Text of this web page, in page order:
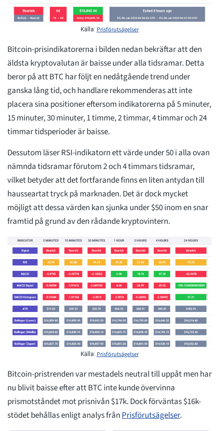
Källa: Prisförutsägelser
Bitcoin-prisindikatorerna i bilden nedan bekräftar att den
äldsta kryptovalutan är baisse under alla tidsramar. Detta
beror på att BTC har följt en nedåtgående trend under
ganska lång tid, och handlare rekommenderas att inte
placera sina positioner eftersom indikatorerna på 5 minuter,
15 minuter, 30 minuter, 1 timme, 2 timmar, 4 timmar och 24
timmar tidsperioder är baisse.
Dessutom läser RSI-indikatorn ett värde under 50 i alla ovan
nämnda tidsramar förutom 2 och 4 timmars tidsramar,
vilket betyder att det fortfarande finns en liten antydan till
hausseartat tryck på marknaden. Det är dock mycket
möjligt att dessa värden kan sjunka under $50 inom en snar
framtid på grund av den rådande kryptovintern.
Källa: Prisförutsägelser
Bitcoin-pristrenden var mestadels neutral till uppåt men har
nu blivit baisse efter att BTC inte kunde övervinna
prismotståndet mot prisnivån $17k. Dock förväntas $16k-
stödet behållas enligt analys frånPrisförutsägelser.